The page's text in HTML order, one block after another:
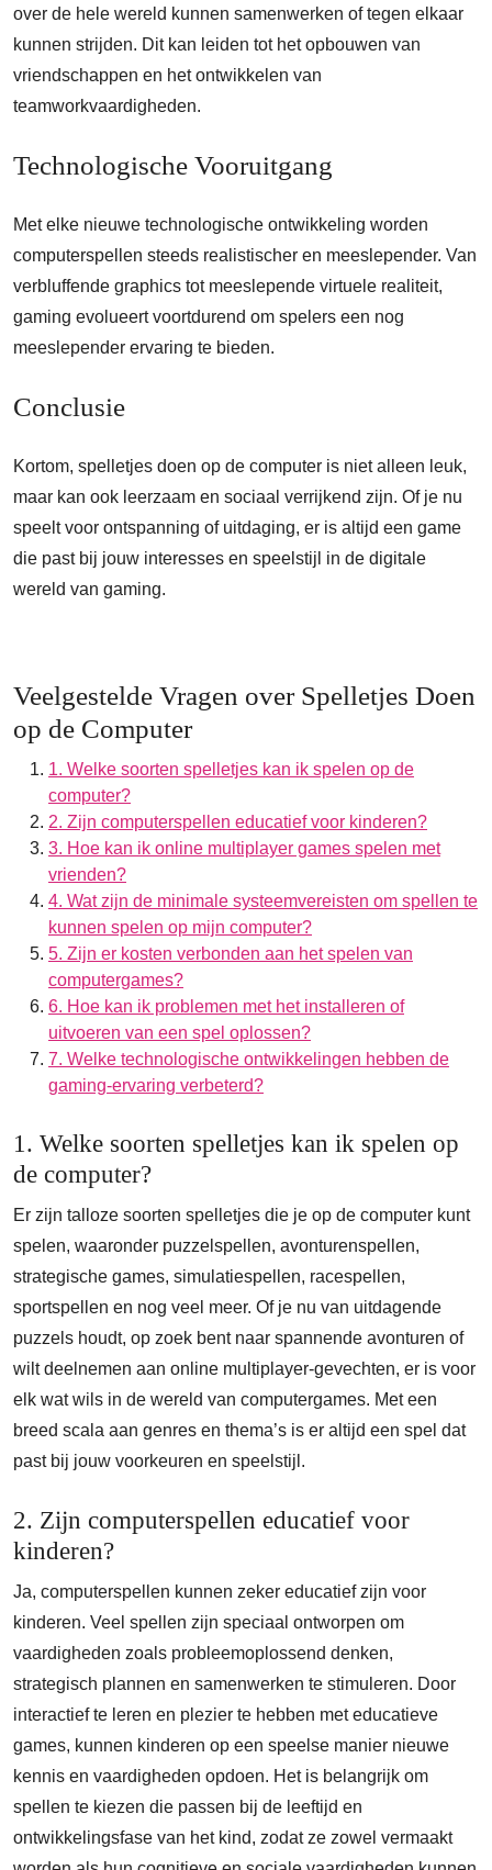
over de hele wereld kunnen samenwerken of tegen elkaar
kunnen strijden. Dit kan leiden tot het opbouwen van
vriendschappen en het ontwikkelen van
teamworkvaardigheden.
Technologische Vooruitgang
Met elke nieuwe technologische ontwikkeling worden
computerspellen steeds realistischer en meeslepender. Van
verbluffende graphics tot meeslepende virtuele realiteit,
gaming evolueert voortdurend om spelers een nog
meeslepender ervaring te bieden.
Conclusie
Kortom, spelletjes doen op de computer is niet alleen leuk,
maar kan ook leerzaam en sociaal verrijkend zijn. Of je nu
speelt voor ontspanning of uitdaging, er is altijd een game
die past bij jouw interesses en speelstijl in de digitale
wereld van gaming.
Veelgestelde Vragen over Spelletjes Doen
op de Computer
1. Welke soorten spelletjes kan ik spelen op de
computer?
2. Zijn computerspellen educatief voor kinderen?
3. Hoe kan ik online multiplayer games spelen met
vrienden?
4. Wat zijn de minimale systeemvereisten om spellen te
kunnen spelen op mijn computer?
5. Zijn er kosten verbonden aan het spelen van
computergames?
6. Hoe kan ik problemen met het installeren of
uitvoeren van een spel oplossen?
7. Welke technologische ontwikkelingen hebben de
gaming-ervaring verbeterd?
1. Welke soorten spelletjes kan ik spelen op
de computer?
Er zijn talloze soorten spelletjes die je op de computer kunt
spelen, waaronder puzzelspellen, avonturenspellen,
strategische games, simulatiespellen, racespellen,
sportspellen en nog veel meer. Of je nu van uitdagende
puzzels houdt, op zoek bent naar spannende avonturen of
wilt deelnemen aan online multiplayer-gevechten, er is voor
elk wat wils in de wereld van computergames. Met een
breed scala aan genres en thema’s is er altijd een spel dat
past bij jouw voorkeuren en speelstijl.
2. Zijn computerspellen educatief voor
kinderen?
Ja, computerspellen kunnen zeker educatief zijn voor
kinderen. Veel spellen zijn speciaal ontworpen om
vaardigheden zoals probleemoplossend denken,
strategisch plannen en samenwerken te stimuleren. Door
interactief te leren en plezier te hebben met educatieve
games, kunnen kinderen op een speelse manier nieuwe
kennis en vaardigheden opdoen. Het is belangrijk om
spellen te kiezen die passen bij de leeftijd en
ontwikkelingsfase van het kind, zodat ze zowel vermaakt